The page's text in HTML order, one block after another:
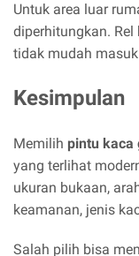
Untuk area luar
diperhitungkan.
tidak mudah
Kesimpulan
Memilih pintu kaca
yang terlihat
ukuran bukaan,
keamanan, jenis
Salah pilih bisa